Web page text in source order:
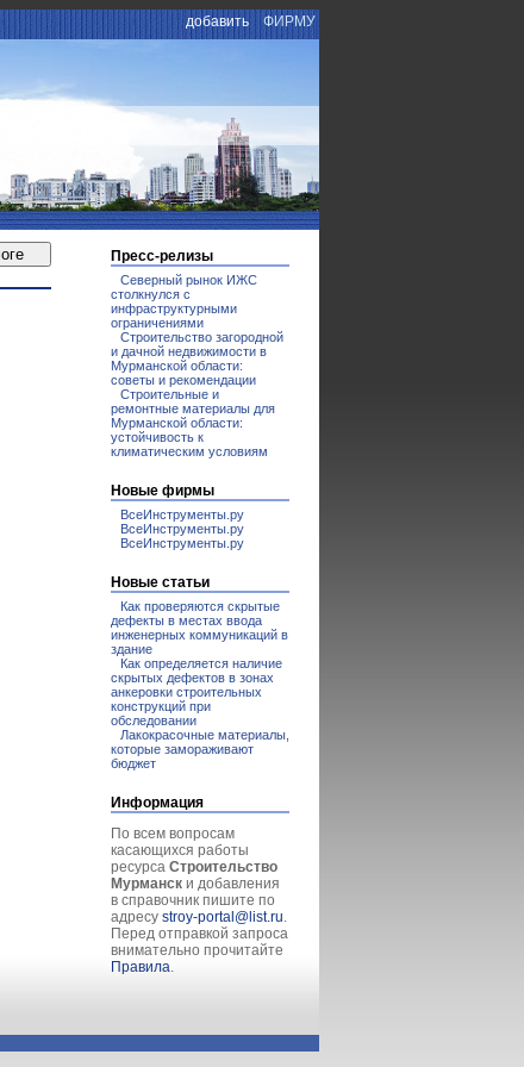
добавить ФИРМУ
Пресс-релизы
Северный рынок ИЖС
столкнулся с
инфраструктурными
ограничениями
Строительство загородной
и дачной недвижимости в
Мурманской области:
советы и рекомендации
Строительные и
ремонтные материалы для
Мурманской области:
устойчивость к
климатическим условиям
Новые фирмы
ВсеИнструменты.ру
ВсеИнструменты.ру
ВсеИнструменты.ру
Новые статьи
Как проверяются скрытые
дефекты в местах ввода
инженерных коммуникаций в
здание
Как определяется наличие
скрытых дефектов в зонах
анкеровки строительных
конструкций при
обследовании
Лакокрасочные материалы,
которые замораживают
бюджет
Информация
По всем вопросам
касающихся работы
ресурса Строительство
Мурманск и добавления
в справочник пишите по
адресу stroy-portal@list.ru.
Перед отправкой запроса
внимательно прочитайте
Правила.